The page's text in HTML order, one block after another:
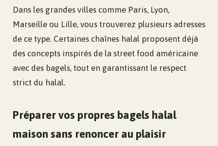
Dans les grandes villes comme Paris, Lyon,
Marseille ou Lille, vous trouverez plusieurs adresses
de ce type. Certaines chaînes halal proposent déjà
des concepts inspirés de la street food américaine
avec des bagels, tout en garantissant le respect
strict du halal.
Préparer vos propres bagels halal
maison sans renoncer au plaisir